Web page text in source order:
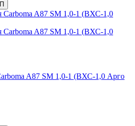
A87 SM 1,0-1 (ВХС-1,0 Арго